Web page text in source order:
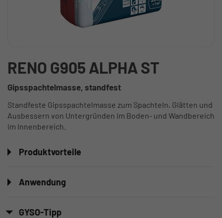
RENO G905 ALPHA ST
Gipsspachtelmasse, standfest
Standfeste Gipsspachtelmasse zum Spachteln, Glätten und
Ausbessern von Untergründen im Boden- und Wandbereich
im Innenbereich.
Produktvorteile
Anwendung
GYSO-Tipp